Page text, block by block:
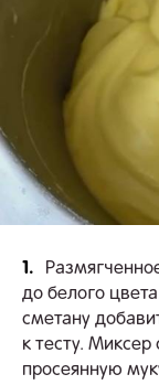
1.
до белого
сметану
к тесту.
просеянную